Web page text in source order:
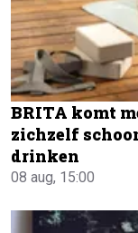
BRITA komt
zichzelf
drinken
08 aug, 15:00